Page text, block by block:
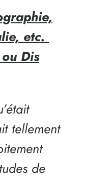
etc.
Dis
tellement
de